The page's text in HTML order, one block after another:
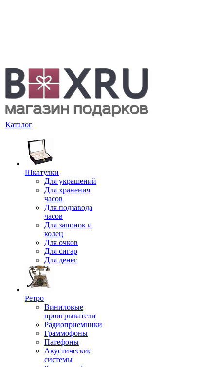
Каталог
Шкатулки
Для украшений
Для хранения
часов
Для подзавода
часов
Для запонок и
колец
Для очков
Для сигар
Для денег
Ретро
Виниловые
проигрыватели
Радиоприемники
Граммофоны
Патефоны
Акустические
системы